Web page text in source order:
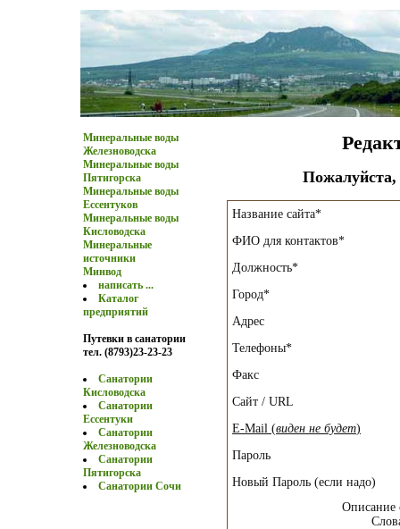
Минеральные воды
Железноводска
Минеральные воды
Пятигорска
Минеральные воды
Ессентуков
Минеральные воды
Кисловодска
Минеральные
источники
Минвод
написать ...
Каталог
предприятий
Путевки в санатории
тел. (8793)23-23-23
Санатории
Кисловодска
Санатории
Ессентуки
Санатории
Железноводска
Санатории
Пятигорска
Санатории Сочи
Пожалуйста,
Название сайта*
ФИО для контактов*
Должность*
Город*
Адрес
Телефоны*
Факс
Сайт / URL
E-Mail (виден не будет)
Пароль
Новый Пароль (если надо)
Описание